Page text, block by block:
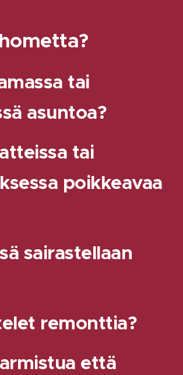
tai
asuntoa?
tai
poikkeavaa
sairastellaan
remonttia?
että